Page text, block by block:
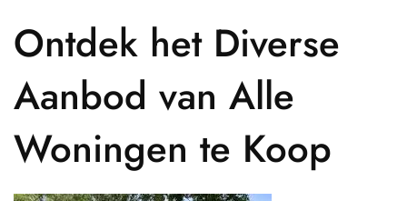
Ontdek het Diverse
Aanbod van Alle
Woningen te Koop